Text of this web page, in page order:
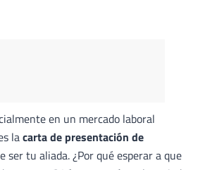
en un mercado laboral
lacarta de presentación de
tu aliada. ¿Por qué esperar a que